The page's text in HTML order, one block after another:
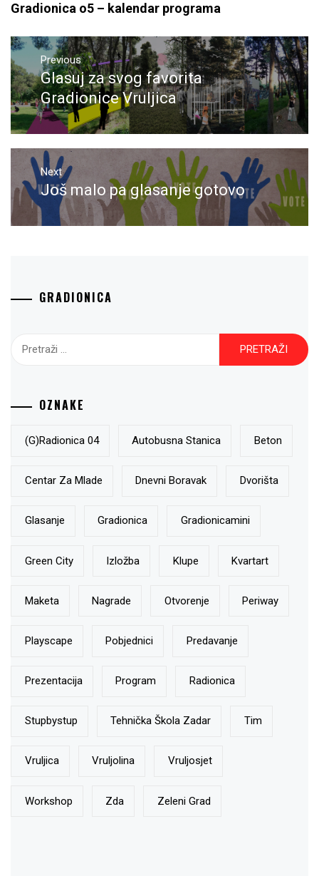
Gradionica o5 – kalendar programa
Navigacija
objavaPrevious
Previous
post:
Glasuj za svog favorita
Gradionice Vruljica
Next
Next
post:
Još malo pa glasanje gotovo
GRADIONICA
Pretraži:
OZNAKE
(g)radionica 04 Autobusna Stanica Beton
Centar Za Mlade Dnevni Boravak Dvorišta
Glasanje Gradionica Gradionicamini
Green City Izložba Klupe Kvartart
Maketa Nagrade Otvorenje Periway
Playscape Pobjednici Predavanje
Prezentacija Program Radionica
Stupbystup Tehnička Škola Zadar Tim
Vruljica Vruljolina Vruljosjet
Workshop Zda Zeleni Grad